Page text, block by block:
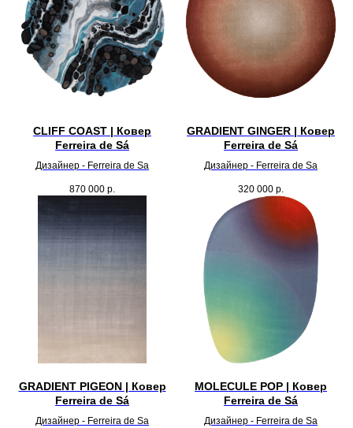
CLIFF COAST | Ковер
Ferreira de Sá
Дизайнер - Ferreira de Sa
870 000 р.
GRADIENT GINGER | Ковер
Ferreira de Sá
Дизайнер - Ferreira de Sa
320 000 р.
GRADIENT PIGEON | Ковер
Ferreira de Sá
Дизайнер - Ferreira de Sa
MOLECULE POP | Ковер
Ferreira de Sá
Дизайнер - Ferreira de Sa